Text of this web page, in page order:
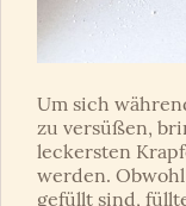
Um sich
zu versüßen,
leckersten
werden.
gefüllt sind,